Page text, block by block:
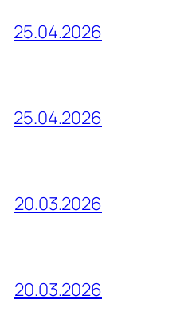
25.04.2026
25.04.2026
20.03.2026
20.03.2026